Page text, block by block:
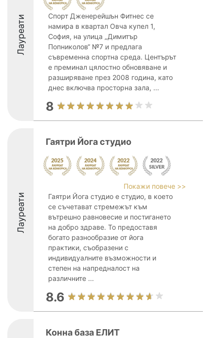
Лауреати
Спорт Дженерейшън Фитнес се
намира в квартал Овча купел 1,
София, на улица „Димитър
Попниколов“ №7 и предлага
съвременна спортна среда. Центърът
е преминал цялостно обновяване и
разширяване през 2008 година, като
днес включва просторна зала, ...
8
Лауреати
Гаятри Йога студио
Покажи повече >>
Гаятри Йога студио е студио, в което
се съчетават стремежът към
вътрешно равновесие и постигането
на добро здраве. То предоставя
богато разнообразие от йога
практики, съобразени с
индивидуалните възможности и
степен на напредналост на
различните ...
8.6
Конна база ЕЛИТ